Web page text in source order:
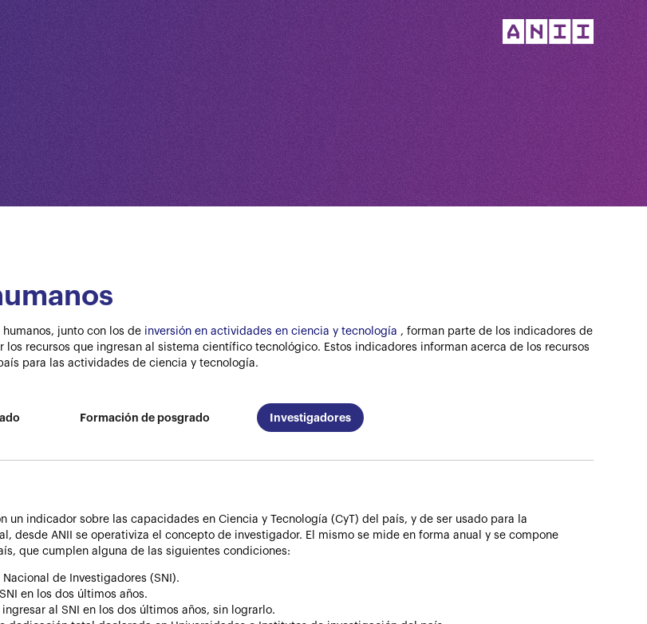
junto con los de inversión en actividades en ciencia y tecnología , forman parte de los indicadores de
los recursos que ingresan al sistema científico tecnológico. Estos indicadores informan acerca de los recursos
para las actividades de ciencia y tecnología.
Formación de posgrado Investigadores
un indicador sobre las capacidades en Ciencia y Tecnología (CyT) del país, y de ser usado para la
desde ANII se operativiza el concepto de investigador. El mismo se mide en forma anual y se compone
que cumplen alguna de las siguientes condiciones:
de Investigadores (SNI).
en los dos últimos años.
al SNI en los dos últimos años, sin lograrlo.